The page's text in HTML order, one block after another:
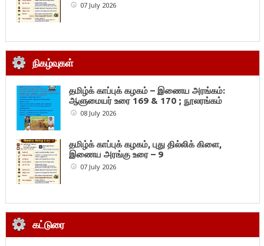
07 July 2026
நிகழ்வுகள்
தமிழ்க் காப்புக் கழகம் – இணைய அரங்கம்:
ஆளுமையர் உரை 169 & 170 ; நூலரங்கம்
08 July 2026
தமிழ்க் காப்புக் கழகம், புது தில்லிக் கிளை,
இணைய அரங்கு உரை – 9
07 July 2026
கட்டுரை